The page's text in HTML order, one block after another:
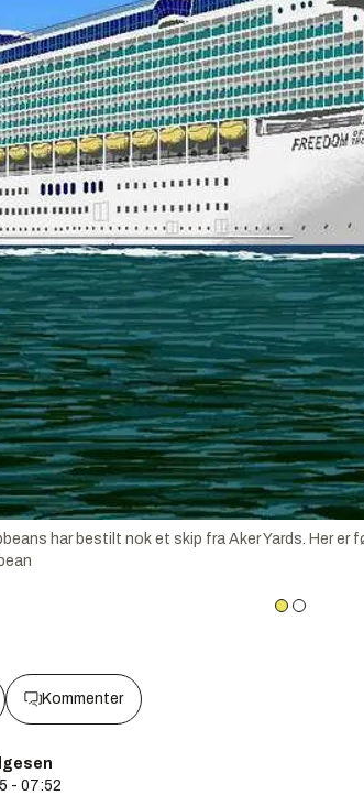
har bestilt nok et skip fra Aker Yards. Her
Kommenter
- 07:52